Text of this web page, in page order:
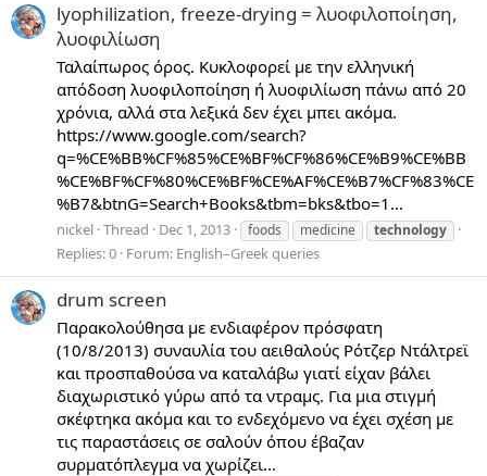
lyophilization, freeze-drying = λυοφιλοποίηση,
λυοφιλίωση
Ταλαίπωρος όρος. Κυκλοφορεί με την ελληνική
απόδοση λυοφιλοποίηση ή λυοφιλίωση πάνω από 20
χρόνια, αλλά στα λεξικά δεν έχει μπει ακόμα.
https://www.google.com/search?
q=%CE%BB%CF%85%CE%BF%CF%86%CE%B9%CE%BB
%CE%BF%CF%80%CE%BF%CE%AF%CE%B7%CF%83%CE
%B7&btnG=Search+Books&tbm=bks&tbo=1...
nickel Thread Dec 1, 2013 foods medicine technology
Replies: 0 Forum: English–Greek queries
drum screen
Παρακολούθησα με ενδιαφέρον πρόσφατη
(10/8/2013) συναυλία του αειθαλούς Ρότζερ Ντάλτρεϊ
και προσπαθούσα να καταλάβω γιατί είχαν βάλει
διαχωριστικό γύρω από τα ντραμς. Για μια στιγμή
σκέφτηκα ακόμα και το ενδεχόμενο να έχει σχέση με
τις παραστάσεις σε σαλούν όπου έβαζαν
συρματόπλεγμα να χωρίζει...